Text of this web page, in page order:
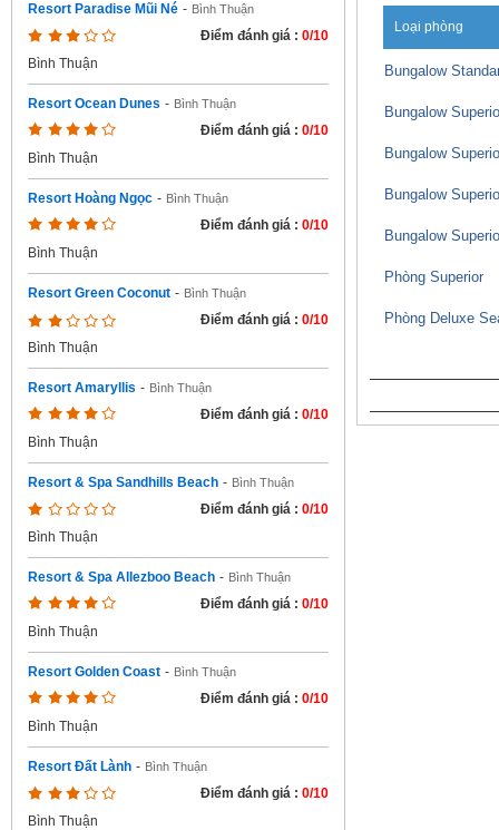
Resort Paradise Mũi Né - Bình Thuận
Điểm đánh giá : 0/10
Bình Thuận
Resort Ocean Dunes - Bình Thuận
Điểm đánh giá : 0/10
Bình Thuận
Resort Hoàng Ngọc - Bình Thuận
Điểm đánh giá : 0/10
Bình Thuận
Resort Green Coconut - Bình Thuận
Điểm đánh giá : 0/10
Bình Thuận
Resort Amaryllis - Bình Thuận
Điểm đánh giá : 0/10
Bình Thuận
Resort & Spa Sandhills Beach - Bình Thuận
Điểm đánh giá : 0/10
Bình Thuận
Resort & Spa Allezboo Beach - Bình Thuận
Điểm đánh giá : 0/10
Bình Thuận
Resort Golden Coast - Bình Thuận
Điểm đánh giá : 0/10
Bình Thuận
Resort Đất Lành - Bình Thuận
Điểm đánh giá : 0/10
Bình Thuận
Loại phòng
Bungalow
Bungalow
Bungalow
Bungalow
Bungalow
Phòng Superior
Phòng Deluxe